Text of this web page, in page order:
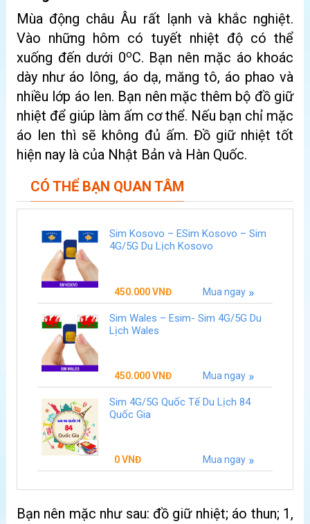
Mùa động châu Âu rất lạnh và khắc nghiệt.
Vào những hôm có tuyết nhiệt độ có thể
xuống đến dưới 0oC. Bạn nên mặc áo khoác
dày như áo lông, áo dạ, măng tô, áo phao và
nhiều lớp áo len. Bạn nên mặc thêm bộ đồ giữ
nhiệt để giúp làm ấm cơ thể. Nếu bạn chỉ mặc
áo len thì sẽ không đủ ấm. Đồ giữ nhiệt tốt
hiện nay là của Nhật Bản và Hàn Quốc.
CÓ THỂ BẠN QUAN TÂM
Sim Kosovo – ESim Kosovo – Sim
4G/5G Du Lịch Kosovo
450.000VNĐ Mua ngay
Sim Wales – Esim- Sim 4G/5G Du
Lịch Wales
450.000VNĐ Mua ngay
Sim 4G/5G Quốc Tế Du Lịch 84
Quốc Gia
0VNĐ Mua ngay
Bạn nên mặc như sau: đồ giữ nhiệt; áo thun; 1,